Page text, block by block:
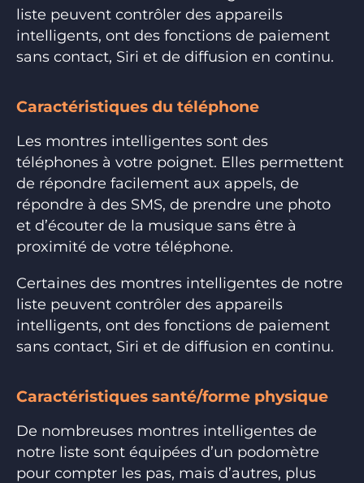
liste peuvent contrôler des appareils
intelligents, ont des fonctions de paiement
sans contact, Siri et de diffusion en continu.
Caractéristiques du téléphone
Les montres intelligentes sont des
téléphones à votre poignet. Elles permettent
de répondre facilement aux appels, de
répondre à des SMS, de prendre une photo
et d’écouter de la musique sans être à
proximité de votre téléphone.
Certaines des montres intelligentes de notre
liste peuvent contrôler des appareils
intelligents, ont des fonctions de paiement
sans contact, Siri et de diffusion en continu.
Caractéristiques santé/forme physique
De nombreuses montres intelligentes de
notre liste sont équipées d’un podomètre
pour compter les pas, mais d’autres, plus